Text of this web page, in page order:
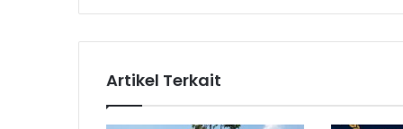
l
a
n
B
Artikel Terkait